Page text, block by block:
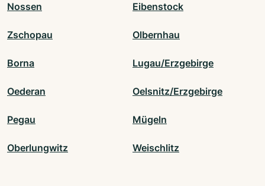
Nossen Eibenstock
Zschopau Olbernhau
Borna Lugau/Erzgebirge
Oederan Oelsnitz/Erzgebirge
Pegau Mügeln
Oberlungwitz Weischlitz